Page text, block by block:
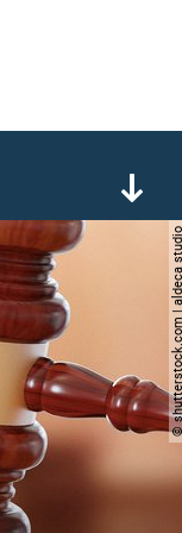
© shutterstock.com | aldeca studio